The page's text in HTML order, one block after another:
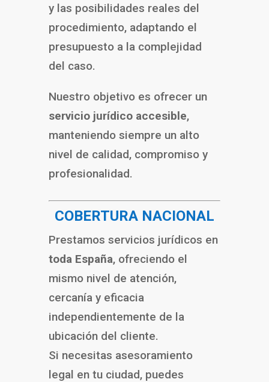
y las posibilidades reales del
procedimiento, adaptando el
presupuesto a la complejidad
del caso.
Nuestro objetivo es ofrecer un
servicio jurídico accesible,
manteniendo siempre un alto
nivel de calidad, compromiso y
profesionalidad.
COBERTURA NACIONAL
Prestamos servicios jurídicos en
toda España, ofreciendo el
mismo nivel de atención,
cercanía y eficacia
independientemente de la
ubicación del cliente.
Si necesitas asesoramiento
legal en tu ciudad, puedes